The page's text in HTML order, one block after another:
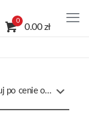
0
0.00 zł